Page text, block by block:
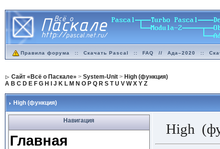
Правила форума :: Скачать Pascal :: FAQ // Ада–2020 ::
Сайт «Всё о Паскале» > System-Unit> High (функция)
A B C D E F G H J K L M N O P Q R S T U V W X Y Z
High (функция)
Навигация
Главная
High